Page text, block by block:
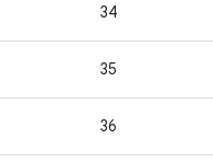
34
35
36